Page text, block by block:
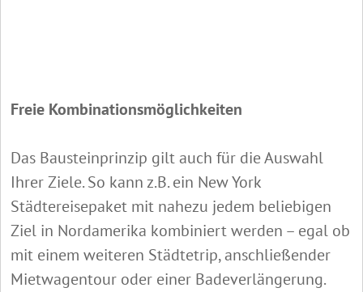
Freie Kombinationsmöglichkeiten
Das Bausteinprinzip gilt auch für die Auswahl
Ihrer Ziele. So kann z.B. ein New York
Städtereisepaket mit nahezu jedem beliebigen
Ziel in Nordamerika kombiniert werden – egal ob
mit einem weiteren Städtetrip, anschließender
Mietwagentour oder einer Badeverlängerung.